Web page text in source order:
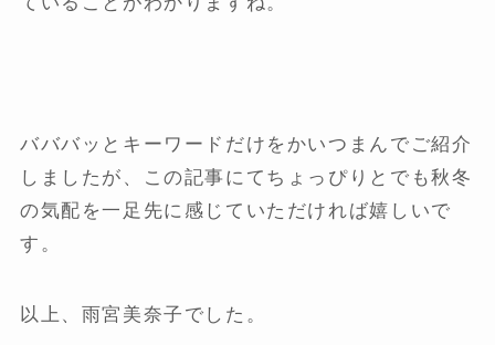
バババッとキーワードだけをかいつまんでご紹介
しましたが、この記事にてちょっぴりとでも秋冬
の気配を一足先に感じていただければ嬉しいで
す。
以上、雨宮美奈子でした。